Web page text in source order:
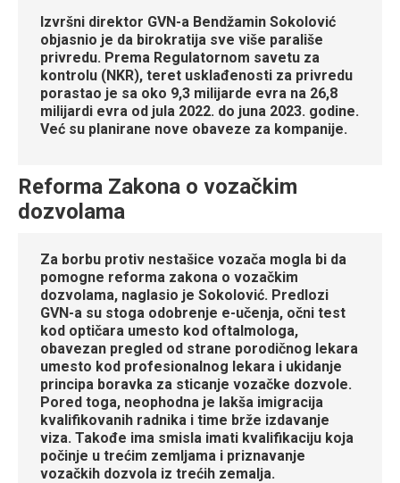
Izvršni direktor GVN-a Bendžamin Sokolović
objasnio je da birokratija sve više parališe
privredu. Prema Regulatornom savetu za
kontrolu (NKR), teret usklađenosti za privredu
porastao je sa oko 9,3 milijarde evra na 26,8
milijardi evra od jula 2022. do juna 2023. godine.
Već su planirane nove obaveze za kompanije.
Reforma Zakona o vozačkim
dozvolama
Za borbu protiv nestašice vozača mogla bi da
pomogne reforma zakona o vozačkim
dozvolama, naglasio je Sokolović. Predlozi
GVN-a su stoga odobrenje e-učenja, očni test
kod optičara umesto kod oftalmologa,
obavezan pregled od strane porodičnog lekara
umesto kod profesionalnog lekara i ukidanje
principa boravka za sticanje vozačke dozvole.
Pored toga, neophodna je lakša imigracija
kvalifikovanih radnika i time brže izdavanje
viza. Takođe ima smisla imati kvalifikaciju koja
počinje u trećim zemljama i priznavanje
vozačkih dozvola iz trećih zemalja.